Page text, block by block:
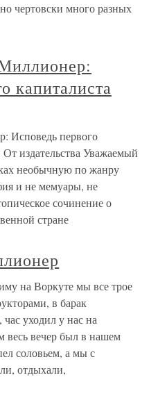
чертовски много разных
капиталиста
Исповедь первого
издательства Уважаемый
необычную по жанру
и не мемуары, не
сочинение о
стране
на Воркуте мы все трое
в барак
уходил у нас на
весь вечер был в нашем
соловьем, а мы с
отдыхали,